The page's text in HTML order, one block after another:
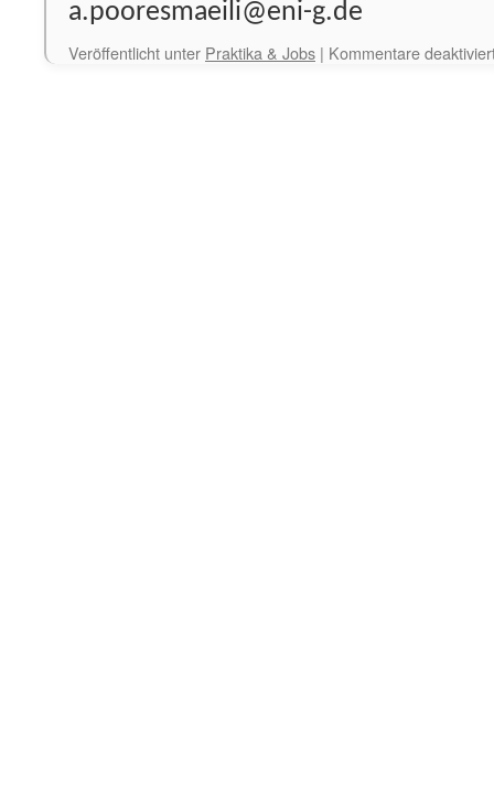
a.pooresmaeili@eni-g.de
Veröffentlicht unter Praktika & Jobs | Kommentare